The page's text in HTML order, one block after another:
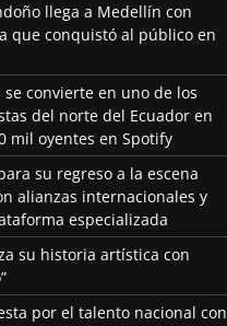
llega a Medellín con
que conquistó al público en
convierte en uno de los
del norte del Ecuador en
mil oyentes en Spotify
su regreso a la escena
alianzas internacionales y
especializada
su historia artística con
por el talento nacional con